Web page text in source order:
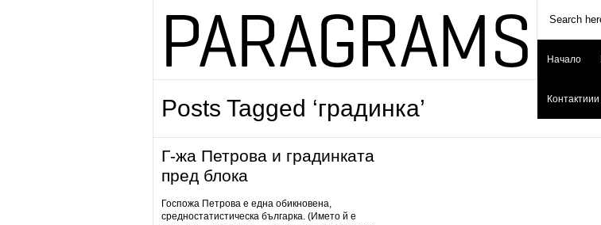
Начало
Контактиии
Posts Tagged ‘градинка’
Г-жа Петрова и градинката
пред блока
Госпожа Петрова е една обикновена,
средностатистическа българка. (Името й е